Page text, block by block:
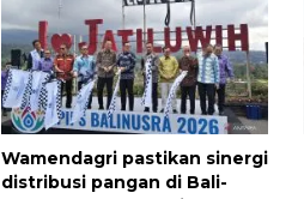
Wamendagri pastikan sinergi
distribusi pangan di Bali-